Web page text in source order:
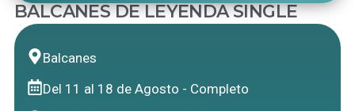
BALCANES DE LEYENDA SINGLE
Balcanes
Del 11 al 18 de Agosto - Completo